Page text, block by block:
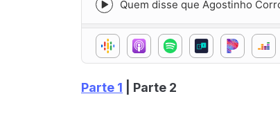
Episode
play
icon
Quem disse que Agostinho
Episode
play
O Controle de Deus sobre o
Episode
TRECHOS do Debate Sobre o
Parte 1 | Parte 2